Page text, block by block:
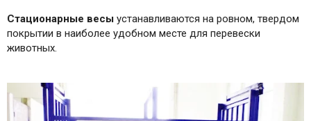
Стационарные весы устанавливаются на ровном, твердом
покрытии в наиболее удобном месте для перевески
животных.